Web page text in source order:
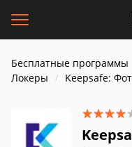
Бесплатные программы
Локеры
Keepsafe: